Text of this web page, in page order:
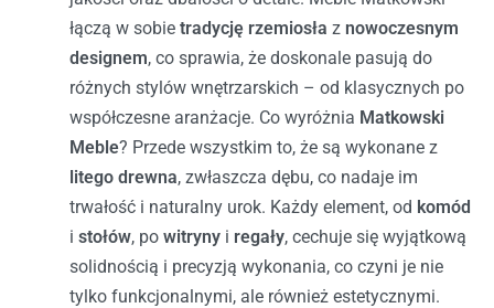
łączą w sobietradycję rzemiosła z nowoczesnym
designem, co sprawia, że doskonale pasują do
różnych stylów wnętrzarskich – od klasycznych po
współczesne aranżacje. Co wyróżnia Matkowski
Meble? Przede wszystkim to, że są wykonane z
litego drewna, zwłaszcza dębu, co nadaje im
trwałość i naturalny urok. Każdy element, od komód
istołów, powitryny i regały, cechuje się wyjątkową
solidnością i precyzją wykonania, co czyni je nie
tylko funkcjonalnymi, ale również estetycznymi.